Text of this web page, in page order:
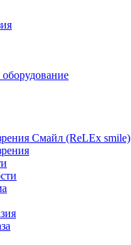
Смайл (ReLEx smile)